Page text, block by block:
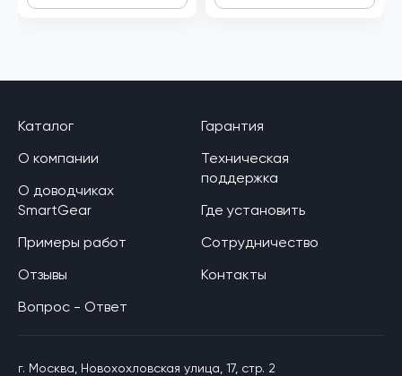
Каталог
О компании
О доводчиках
SmartGear
Примеры работ
Отзывы
Вопрос - Ответ
Гарантия
Техническая
поддержка
Где установить
Сотрудничество
Контакты
г. Москва, Новохохловская улица, 17, стр. 2